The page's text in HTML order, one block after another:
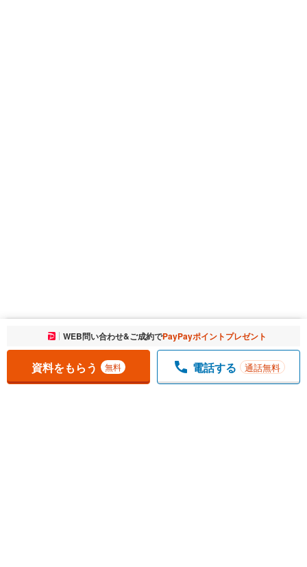
お気に入りに追加しました。 一覧を開く
WEB問い合わせ&ご成約でPayPayポイントプレゼント
資料をもらう 無料 電話する 通話無料